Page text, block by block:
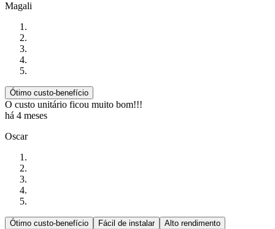
Magali
Ótimo custo-benefício
O custo unitário ficou muito bom!!!
há 4 meses
Oscar
Ótimo custo-benefício Fácil de instalar Alto rendimento